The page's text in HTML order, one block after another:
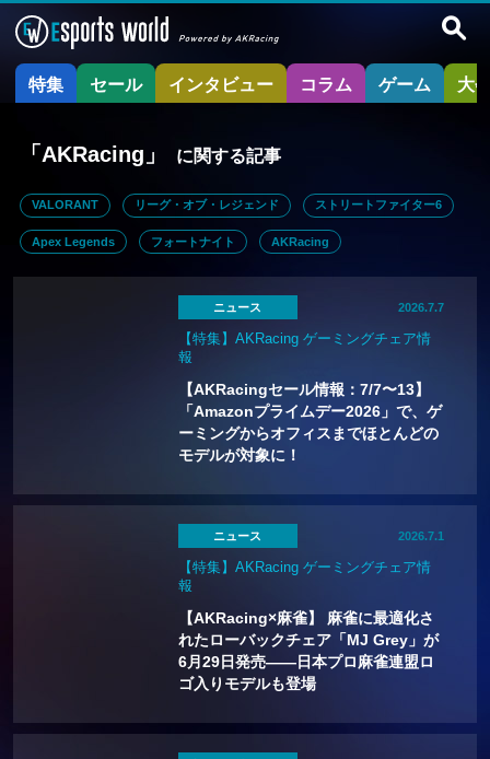
特集 セール インタビュー コラム ゲーム 大
「AKRacing」 に関する記事
VALORANT リーグ・オブ・レジェンド ストリートファイター6
Apex Legends フォートナイト AKRacing
ニュース 2026.7.7
【特集】AKRacing ゲーミングチェア情
報
【AKRacingセール情報：7/7〜13】
「Amazonプライムデー2026」で、ゲ
ーミングからオフィスまでほとんどの
モデルが対象に！
ニュース 2026.7.1
【特集】AKRacing ゲーミングチェア情
報
【AKRacing×麻雀】 麻雀に最適化さ
れたローバックチェア「MJ Grey」が
6月29日発売——日本プロ麻雀連盟ロ
ゴ入りモデルも登場